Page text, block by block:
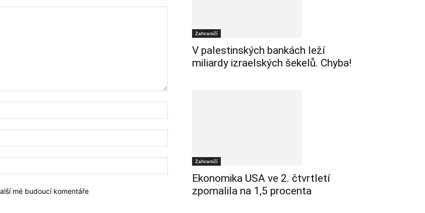
mé budoucí komentáře
Zahraničí
V palestinských bankách leží
miliardy izraelských šekelů. Chyba!
Zahraničí
Ekonomika USA ve 2. čtvrtletí
zpomalila na 1,5 procenta